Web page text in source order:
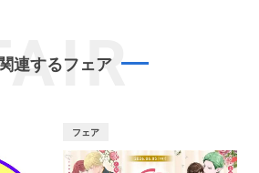
連するフェア
フェア